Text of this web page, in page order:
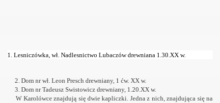
1. Lesniczówka, wł. Nadlesnictwo Lubaczów drewniana 1.30.XX w.
2. Dom nr wł. Leon Presch drewniany, 1 ćw. XX w.
3. Dom nr Tadeusz Swistowicz drewniany, 1.20.XX w.
W Karolówce znajdują się dwie kapliczki. Jedna z nich, znajdująca się na